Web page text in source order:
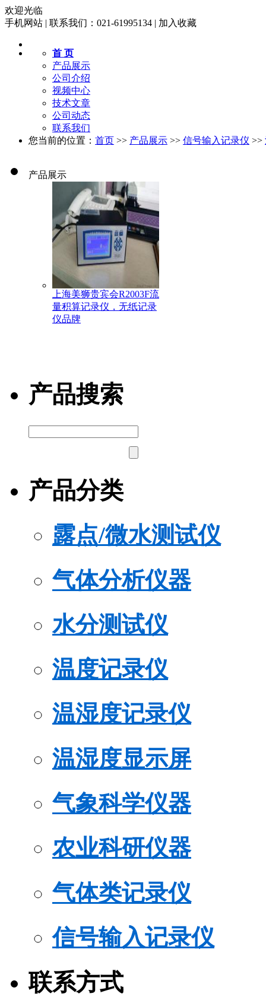
欢迎光临
手机网站 | 联系我们：021-61995134 | 加入收藏
首 页
产品展示
公司介绍
视频中心
技术文章
公司动态
联系我们
您当前的位置： 首页 >> 产品展示 >> 信号输入记录仪 >>
产品展示
上海美狮贵宾会R2003F流
量积算记录仪，无纸记录
仪品牌
产品搜索
产品分类
露点/微水测试仪
气体分析仪器
水分测试仪
温度记录仪
温湿度记录仪
温湿度显示屏
气象科学仪器
农业科研仪器
气体类记录仪
信号输入记录仪
联系方式